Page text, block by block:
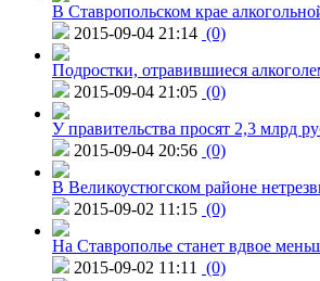
В Ставропольском крае
2015-09-04 21:14 (0)
Подростки, отравившиеся
2015-09-04 21:05 (0)
У правительства просят 2,3 млрд
2015-09-04 20:56 (0)
В Великоустюгском районе
2015-09-02 11:15 (0)
На Ставрополье станет вдвое
2015-09-02 11:11
(0)